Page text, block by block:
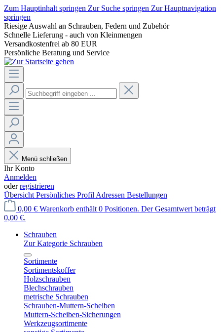
Zum Hauptinhalt springen Zur Suche springen Zur Hauptnavigation
springen
Riesige Auswahl an Schrauben, Federn und Zubehör
Schnelle Lieferung - auch von Kleinmengen
Versandkostenfrei ab 80 EUR
Persönliche Beratung und Service
Menü schließen
Ihr Konto
Anmelden
oderregistrieren
Übersicht Persönliches Profil Adressen Bestellungen
0,00 € Warenkorb enthält 0 Positionen. Der Gesamtwert beträgt
0,00 €.
Schrauben
Zur Kategorie Schrauben
Sortimente
Sortimentskoffer
Holzschrauben
Blechschrauben
metrische Schrauben
Schrauben-Muttern-Scheiben
Muttern-Scheiben-Sicherungen
Werkzeugsortimente